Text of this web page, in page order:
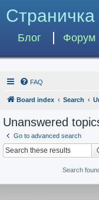
Блог Форум
FAQ
Board index Search
Unanswered
Go to advanced search
Search